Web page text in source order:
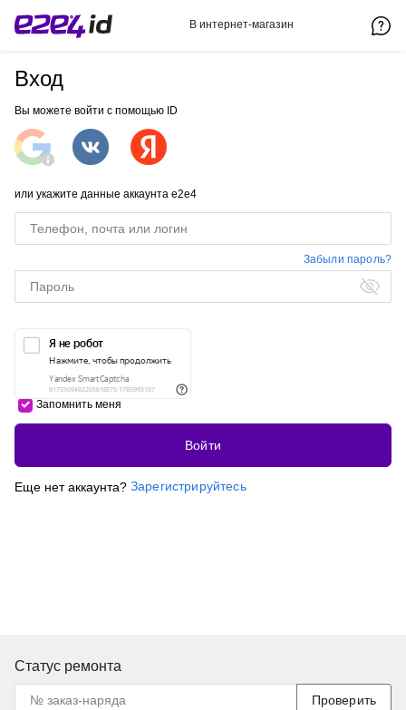
В интернет-магазин
Вход
Вы можете войти с помощью ID
или укажите данные аккаунта e2e4
Забыли пароль?
Запомнить меня
Войти
Еще нет аккаунта? Зарегистрируйтесь
Статус ремонта
Проверить